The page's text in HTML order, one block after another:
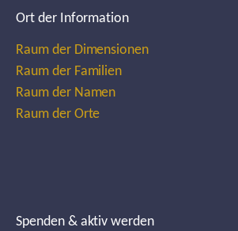
Ort der Information
Raum der Dimensionen
Raum der Familien
Raum der Namen
Raum der Orte
Spenden & aktiv werden